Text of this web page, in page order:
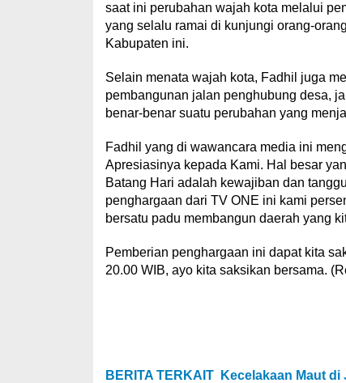
saat ini perubahan wajah kota melalui
yang selalu ramai di kunjungi orang-
Kabupaten ini.
Selain menata wajah kota, Fadhil juga
pembangunan jalan penghubung desa,
benar-benar suatu perubahan yang
Fadhil yang di wawancara media ini
Apresiasinya kepada Kami. Hal besar
Batang Hari adalah kewajiban dan
penghargaan dari TV ONE ini kami
bersatu padu membangun daerah yang
Pemberian penghargaan ini dapat kita
20.00 WIB, ayo kita saksikan bersama.
BERITA TERKAIT
Kecelakaan Maut